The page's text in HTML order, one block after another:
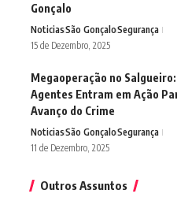
Gonçalo
NoticiasSão GonçaloSegurança
15 de Dezembro, 2025
Megaoperação no Salgueiro:
Agentes Entram em Ação
Avanço do Crime
NoticiasSão GonçaloSegurança
11 de Dezembro, 2025
Outros Assuntos